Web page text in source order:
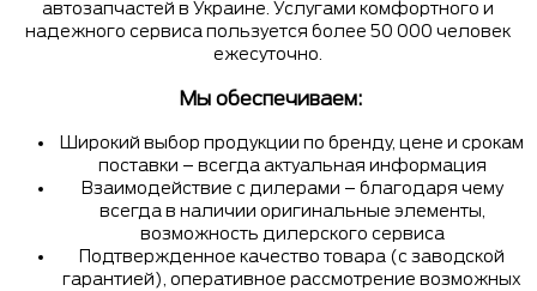
автозапчастей в Украине. Услугами комфортного и
надежного сервиса пользуется более 50 000 человек
ежесуточно.
Мы обеспечиваем:
Широкий выбор продукции по бренду, цене и срокам
поставки – всегда актуальная информация
Взаимодействие с дилерами – благодаря чему
всегда в наличии оригинальные элементы,
возможность дилерского сервиса
Подтвержденное качество товара (с заводской
гарантией), оперативное рассмотрение возможных